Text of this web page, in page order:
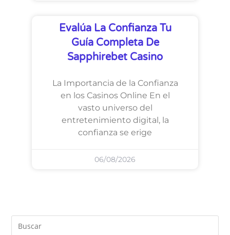
Evalúa La Confianza Tu
Guía Completa De
Sapphirebet Casino
La Importancia de la Confianza
en los Casinos Online En el
vasto universo del
entretenimiento digital, la
confianza se erige
06/08/2026